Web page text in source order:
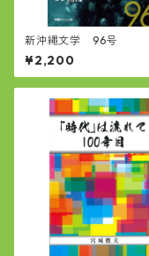
新沖縄文学 96号
¥2,200